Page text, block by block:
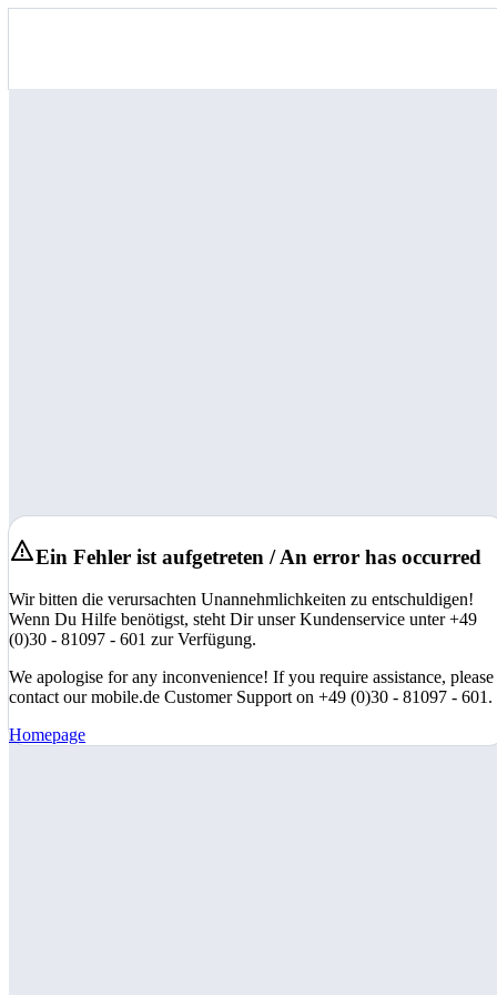
Ein Fehler ist aufgetreten / An error has occurred
Wir bitten die verursachten Unannehmlichkeiten zu entschuldigen!
Wenn Du Hilfe benötigst, steht Dir unser Kundenservice unter +49
(0)30 - 81097 - 601 zur Verfügung.
We apologise for any inconvenience! If you require assistance, please
contact our mobile.de Customer Support on +49 (0)30 - 81097 - 601.
Homepage